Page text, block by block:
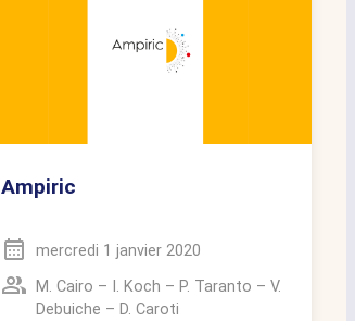
Ampiric
mercredi 1 janvier 2020
M. Cairo – I. Koch – P. Taranto – V.
Debuiche – D. Caroti